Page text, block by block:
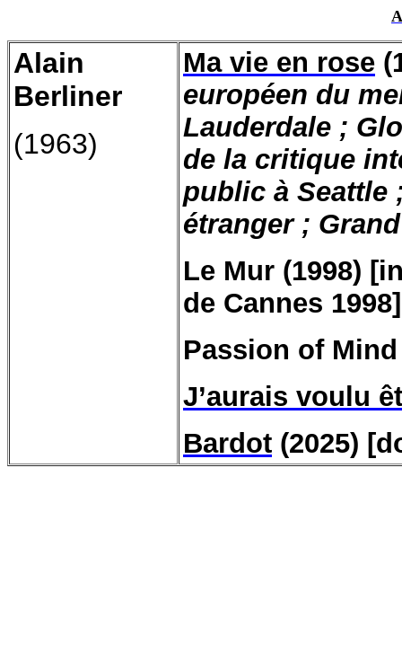
Alain
Berliner
(1963)
Ma vie en rose
européen du
Lauderdale ;
de la critique
public à Seattle
étranger ;
Le Mur (1998)
de Cannes 1998]
Passion of
J’aurais voulu
Bardot (2025)